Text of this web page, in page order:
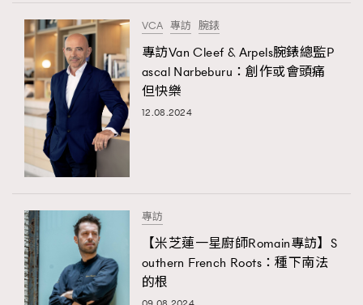
VCA 專訪 腕錶
專訪Van Cleef & Arpels腕錶總監P
ascal Narbeburu：創作或會頭痛
但快樂
12.08.2024
專訪
【米芝蓮一星廚師Romain專訪】S
outhern French Roots：種下南法
的根